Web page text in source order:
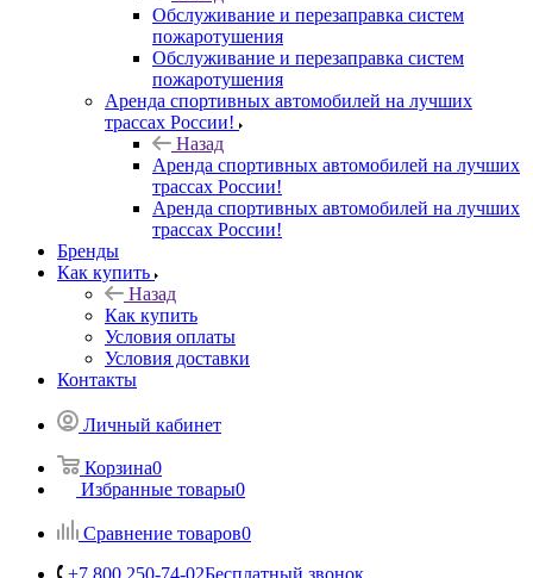
Обслуживание и перезаправка систем
пожаротушения
Обслуживание и перезаправка систем
пожаротушения
Аренда спортивных автомобилей на лучших
трассах России!
Назад
Аренда спортивных автомобилей на лучших
трассах России!
Аренда спортивных автомобилей на лучших
трассах России!
Бренды
Как купить
Назад
Как купить
Условия оплаты
Условия доставки
Контакты
Личный кабинет
Корзина0
Избранные товары0
Сравнение товаров0
+7 800 250-74-02Бесплатный звонок